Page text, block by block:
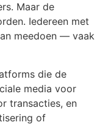
Maar de
Iedereen met
meedoen — vaak
die de
media voor
transacties, en
of